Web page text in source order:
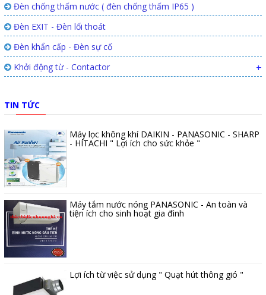
Đèn chống thấm nước ( đèn chống thấm IP65 )
Đèn EXIT - Đèn lối thoát
Đèn khẩn cấp - Đèn sự cố
Khởi động từ - Contactor
+
TIN TỨC
Máy lọc không khí DAIKIN - PANASONIC - SHARP
- HITACHI " Lợi ích cho sức khỏe "
Máy tắm nước nóng PANASONIC - An toàn và
tiện ích cho sinh hoạt gia đình
Lợi ích từ việc sử dụng " Quạt hút thông gió "